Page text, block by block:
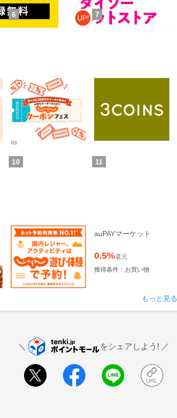
じゃらんnet
6 UP!
0.6%
還元
通常：0.5%還元
獲得条件：ホテル・旅館宿
泊
ONLINE STORE（パル
クローゼットオンライ
7
1%還元
じゃらん 遊び・体験予
10
1.5%還元
獲得条件：サービス予約・
申込
auPAYマーケット
11
0.5%還元
獲得条件：お買い物
もっと見る
をシェアしよう!